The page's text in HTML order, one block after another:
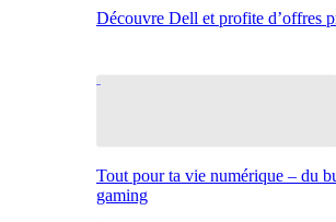
Découvre Dell et profite d’offres
Tout pour ta vie numérique – du
gaming